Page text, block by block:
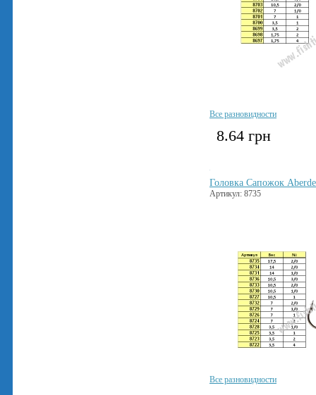
Все разновидности
8.64 грн
Головка Сапожок
Артикул: 8735
Все разновидности